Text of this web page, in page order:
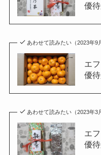
優
あわせて読みたい（2023年9
エ
優
あわせて読みたい（2023年3
エ
優